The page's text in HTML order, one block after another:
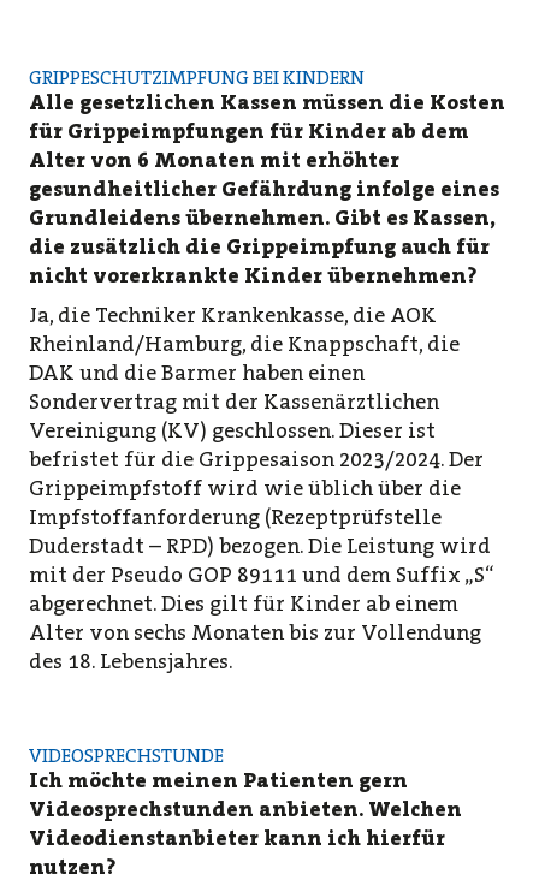
GRIPPESCHUTZIMPFUNG BEI KINDERN
Alle gesetzlichen Kassen müssen die Kosten
für Grippeimpfungen für Kinder ab dem
Alter von 6 Monaten mit erhöhter
gesundheitlicher Gefährdung infolge eines
Grundleidens übernehmen. Gibt es Kassen,
die zusätzlich die Grippeimpfung auch für
nicht vorerkrankte Kinder übernehmen?
Ja, die Techniker Krankenkasse, die AOK
Rheinland/Hamburg, die Knappschaft, die
DAK und die Barmer haben einen
Sondervertrag mit der Kassenärztlichen
Vereinigung (KV) geschlossen. Dieser ist
befristet für die Grippesaison 2023/2024. Der
Grippeimpfstoff wird wie üblich über die
Impfstoffanforderung (Rezeptprüfstelle
Duderstadt – RPD) bezogen. Die Leistung wird
mit der Pseudo GOP 89111 und dem Suffix „S“
abgerechnet. Dies gilt für Kinder ab einem
Alter von sechs Monaten bis zur Vollendung
des 18. Lebensjahres.
VIDEOSPRECHSTUNDE
Ich möchte meinen Patienten gern
Videosprechstunden anbieten. Welchen
Videodienstanbieter kann ich hierfür
nutzen?